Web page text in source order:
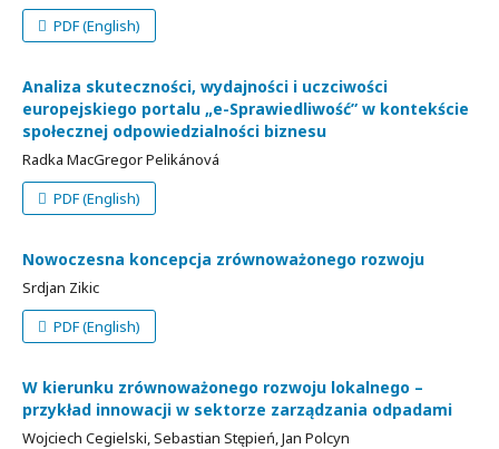
PDF (English)
Analiza skuteczności, wydajności i uczciwości
europejskiego portalu „e-Sprawiedliwość” w kontekście
społecznej odpowiedzialności biznesu
Radka MacGregor Pelikánová
PDF (English)
Nowoczesna koncepcja zrównoważonego rozwoju
Srdjan Zikic
PDF (English)
W kierunku zrównoważonego rozwoju lokalnego –
przykład innowacji w sektorze zarządzania odpadami
Wojciech Cegielski, Sebastian Stępień, Jan Polcyn